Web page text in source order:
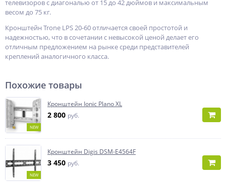
телевизоров с диагональю от 15 до 42 дюймов и максимальным
весом до 75 кг.
Кронштейн Trone LPS 20-60 отличается своей простотой и
надежностью, что в сочетании с невысокой ценой делает его
отличным предложением на рынке среди представителей
креплений аналогичного класса.
Похожие товары
NEW
Кронштейн Ionic Plano XL
2 800 руб.
NEW
Кронштейн Digis DSM-E4564F
3 450 руб.